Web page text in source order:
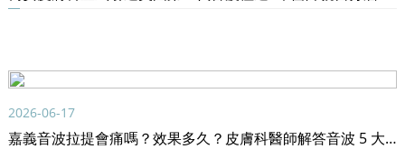
2026-06-17
嘉義音波拉提會痛嗎？效果多久？皮膚科醫師解答音波 5 大常見問題